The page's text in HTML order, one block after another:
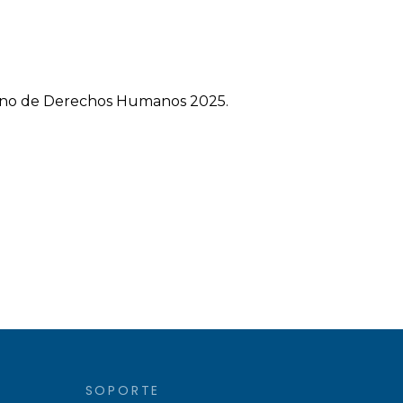
de Derechos Humanos 2025.
SOPORTE